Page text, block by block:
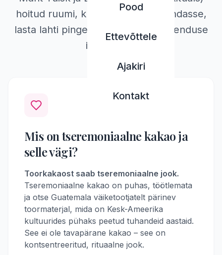
Pood
Ettevõttele
Ajakiri
Kontakt
hoitud ruumi, kus saad vaadata endasse,
lasta lahti pingetest ja taastada ühenduse
iseendaga.
Mis on tseremoniaalne kakao ja
selle vägi?
Toorkakaost saab tseremoniaalne jook.
Tseremoniaalne kakao on puhas, töötlemata
ja otse Guatemala väiketootjatelt pärinev
toormaterjal, mida on Kesk-Ameerika
kultuurides pühaks peetud tuhandeid aastaid.
See ei ole tavapärane kakao – see on
kontsentreeritud, rituaalne jook.